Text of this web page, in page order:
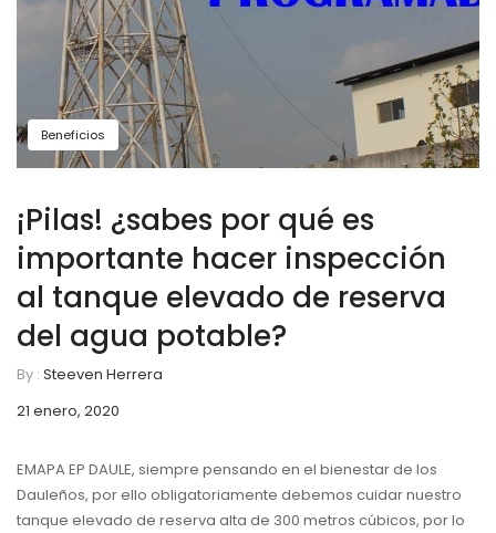
Beneficios
¡Pilas! ¿sabes por qué es
importante hacer inspección
al tanque elevado de reserva
del agua potable?
By : Steeven Herrera
21 enero, 2020
EMAPA EP DAULE, siempre pensando en el bienestar de los
Dauleños, por ello obligatoriamente debemos cuidar nuestro
tanque elevado de reserva alta de 300 metros cúbicos, por lo